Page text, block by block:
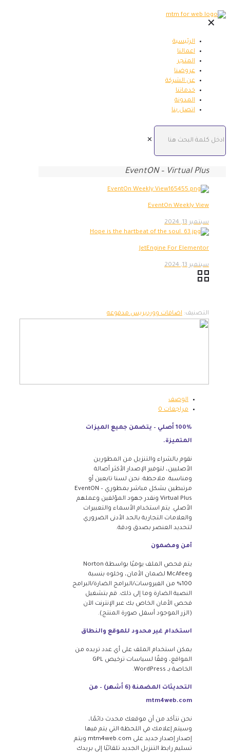
✕
الرئيسية
اعمالنا
المتجر
عروضنا
عن الشركة
خدماتنا
المدونة
اتصل بنا
✕
EventON – Virtual Plus
EventOn Weekly View
سبتمبر 13, 2024
JetEngine For Elementor
سبتمبر 13, 2024
التصنيف: اضافات ووردبريس مدفوعه
الوصف
مراجعات0
100% أصلي – يتضمن جميع الميزات
المتميزة.
نقوم بالشراء والتنزيل من المطورين
الأصليين، لتوفير الإصدار الأكثر أصالة
ومناسبة. ملاحظة: نحن لسنا تابعين أو
مرتبطين بشكل مباشر بمطوري EventON –
Virtual Plus ونقدر جهود المؤلفين وعملهم
الأصلي. يتم استخدام الأسماء والتعبيرات
والعلامات التجارية بالحد الأدنى الضروري
لتحديد العنصر بصدق ودقة.
آمن ومضمون
يتم فحص الملف يوميًا بواسطة Norton
وMcAfee لضمان الأمان، وخلوه بنسبة
100% من الفيروسات/البرامج الضارة/البرامج
النصية الضارة وما إلى ذلك. قم بتشغيل
فحص الأمان الخاص بك عبر الإنترنت الآن
(الزر الموجود أسفل صورة المنتج).
استخدام غير محدود للموقع والنطاق
يمكن استخدام الملف على أي عدد تريده من
المواقع، وفقًا لسياسات ترخيص GPL
الخاصة بـ WordPress.
التحديثات المضمنة (6 أشهر) – من
mtm4web.com
نحن نتأكد من أن موقعك محدث دائمًا،
وسيتم إعلامك في اللحظة التي يتم فيها
إصدار إصدار جديد على mtm4web.com ويتم
تسليم رابط التنزيل الجديد تلقائيًا إلى بريدك